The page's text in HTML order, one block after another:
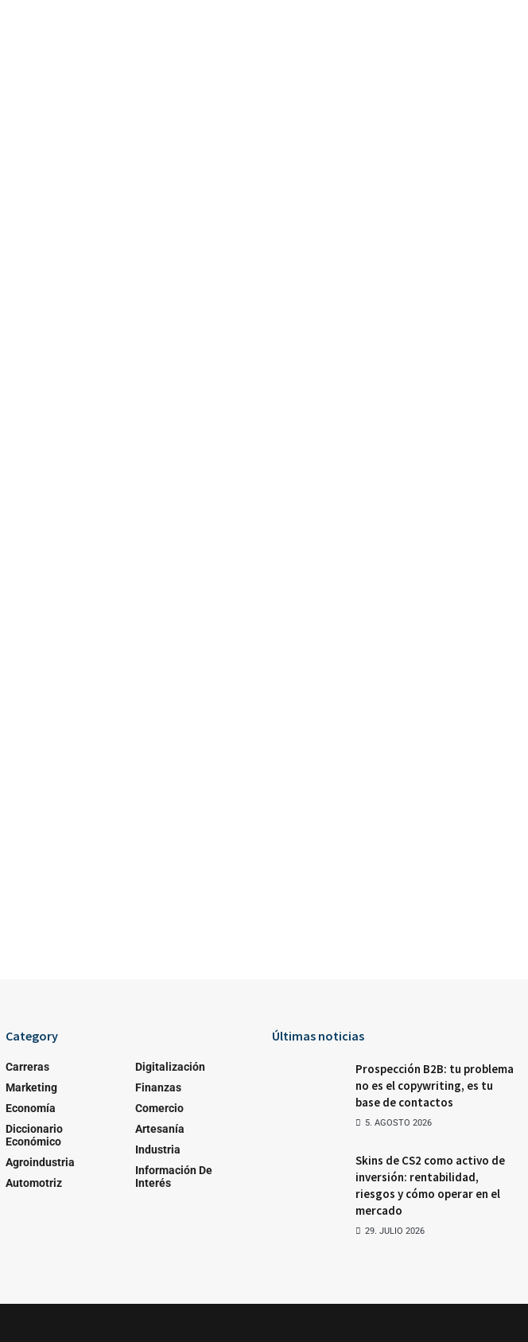
Category
Carreras
Marketing
Economía
Diccionario
Económico
Agroindustria
Automotriz
Digitalización
Finanzas
Comercio
Artesanía
Industria
Información De
Interés
Últimas noticias
Prospección B2B: tu problema
no es el copywriting, es tu
base de contactos
5. AGOSTO 2026
Skins de CS2 como activo de
inversión: rentabilidad,
riesgos y cómo operar en el
mercado
29. JULIO 2026